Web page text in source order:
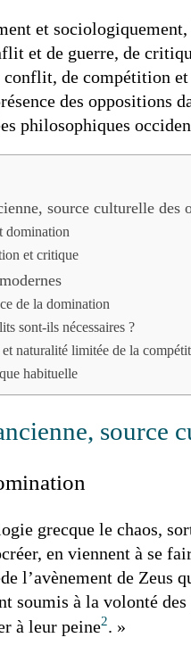
et
et de guerre, de
de compétition et
des oppositions
philosophiques
source culturelle des
domination
et critique
de la domination
sont-ils nécessaires ?
naturalité limitée de la
habituelle
source
grecque le chaos,
en viennent à se
l’avènement de Zeus
soumis à la volonté
à leur peine2. »